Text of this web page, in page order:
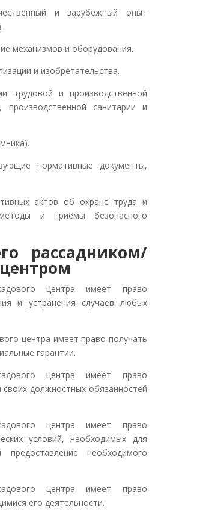
и зарубежный опыт
механизмов и оборудования.
и изобретательства.
трудовой и производственной
санитарии и
нормативные документы,
актов об охране труда и
и приемы безопасного
рассадником/
центра имеет право
и устранения случаев любых
центра имеет право получать
гарантии.
центра имеет право
должностных обязанностей
центра имеет право
условий, необходимых для
необходимого
центра имеет право
его деятельности.